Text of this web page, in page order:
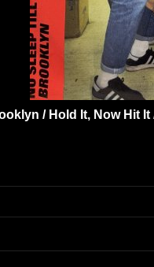
/ Hold It, Now Hit